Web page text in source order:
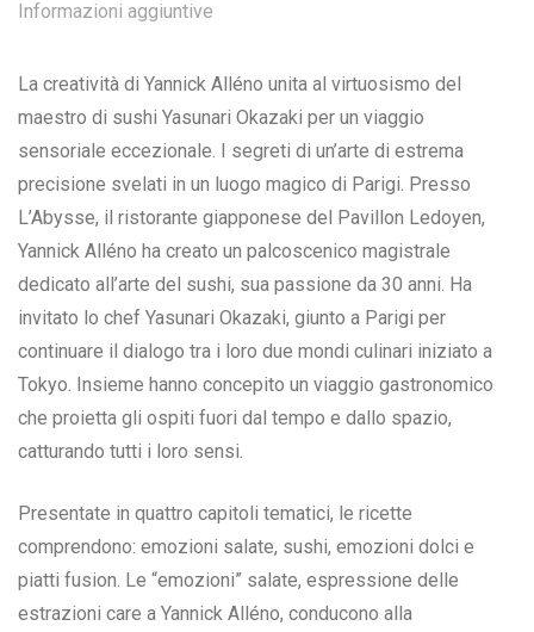
Informazioni aggiuntive
La creatività di Yannick Alléno unita al virtuosismo del
maestro di sushi Yasunari Okazaki per un viaggio
sensoriale eccezionale. I segreti di un’arte di estrema
precisione svelati in un luogo magico di Parigi. Presso
L’Abysse, il ristorante giapponese del Pavillon Ledoyen,
Yannick Alléno ha creato un palcoscenico magistrale
dedicato all’arte del sushi, sua passione da 30 anni. Ha
invitato lo chef Yasunari Okazaki, giunto a Parigi per
continuare il dialogo tra i loro due mondi culinari iniziato a
Tokyo. Insieme hanno concepito un viaggio gastronomico
che proietta gli ospiti fuori dal tempo e dallo spazio,
catturando tutti i loro sensi.
Presentate in quattro capitoli tematici, le ricette
comprendono: emozioni salate, sushi, emozioni dolci e
piatti fusion. Le “emozioni” salate, espressione delle
estrazioni care a Yannick Alléno, conducono alla